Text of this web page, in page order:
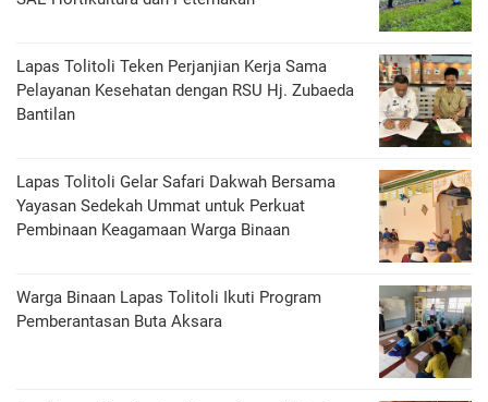
Lapas Tolitoli Teken Perjanjian Kerja Sama
Pelayanan Kesehatan dengan RSU Hj. Zubaeda
Bantilan
Lapas Tolitoli Gelar Safari Dakwah Bersama
Yayasan Sedekah Ummat untuk Perkuat
Pembinaan Keagamaan Warga Binaan
Warga Binaan Lapas Tolitoli Ikuti Program
Pemberantasan Buta Aksara